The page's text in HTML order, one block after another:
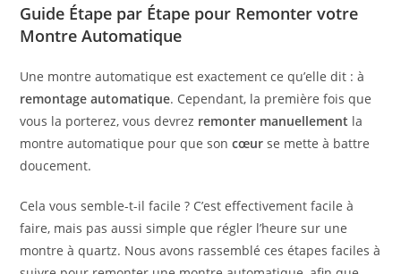
Guide Étape par Étape pour Remonter votre
Montre Automatique
Une montre automatique est exactement ce qu’elle dit : à
remontage automatique. Cependant, la première fois que
vous la porterez, vous devrez remonter manuellement la
montre automatique pour que soncœur se mette à battre
doucement.
Cela vous semble-t-il facile ? C’est effectivement facile à
faire, mais pas aussi simple que régler l’heure sur une
montre à quartz. Nous avons rassemblé ces étapes faciles à